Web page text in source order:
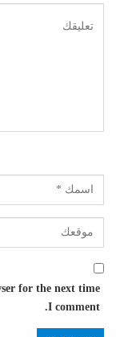
for the next time
I comment.